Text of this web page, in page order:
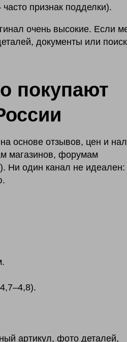
признак подделки).
очень высокие. Если
документы или
покупают
основе отзывов, цен и
магазинов, форумам
Ни один канал не идеален:
артикул, фото деталей,